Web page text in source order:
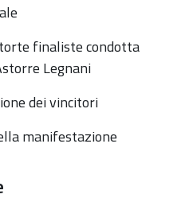
finaliste condotta
Legnani
dei vincitori
manifestazione